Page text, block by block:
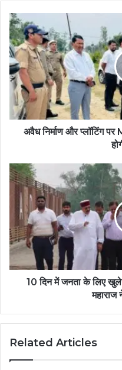
अवैध निर्माण और प्लॉटिंग
10 दिन में जनता के लिए
महाराज
Related Articles